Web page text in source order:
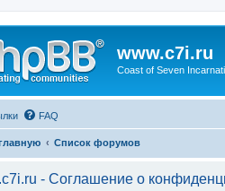
www.c7i.ru
Coast of Seven
FAQ
Список форумов
- Соглашение о